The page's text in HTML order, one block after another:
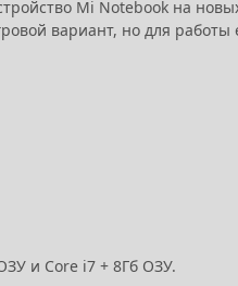
Mi Notebook на
вариант, но для работы
и Core i7 + 8Гб ОЗУ.